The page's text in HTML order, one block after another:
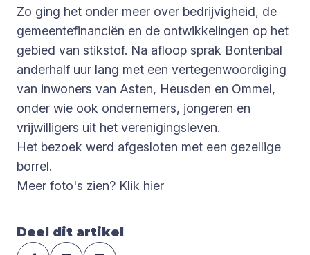
Zo ging het onder meer over bedrijvigheid, de
gemeentefinanciën en de ontwikkelingen op het
gebied van stikstof. Na afloop sprak Bontenbal
anderhalf uur lang met een vertegenwoordiging
van inwoners van Asten, Heusden en Ommel,
onder wie ook ondernemers, jongeren en
vrijwilligers uit het verenigingsleven.
Het bezoek werd afgesloten met een gezellige
borrel.
Meer foto's zien? Klik hier
Deel dit artikel